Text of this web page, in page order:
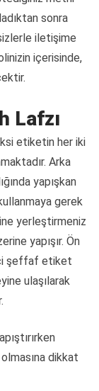
sonra
iletişime
içerisinde,
Lafzı
etiketin her iki
Arka
yapışkan
gerek
yerleştirmeniz
yapışır. Ön
şeffaf etiket
ulaşılarak
dikkat